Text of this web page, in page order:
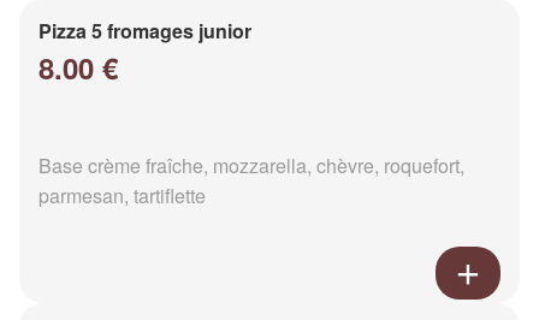
Pizza 5 fromages junior
8.00 €
Base crème fraîche, mozzarella, chèvre, roquefort,
parmesan, tartiflette